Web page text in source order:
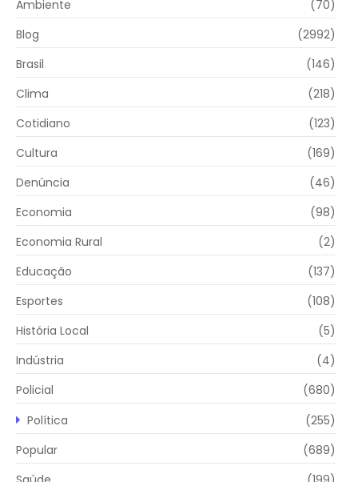
Ambiente
(70)
Blog
(2992)
Brasil
(146)
Clima
(218)
Cotidiano
(123)
Cultura
(169)
Denúncia
(46)
Economia
(98)
Economia Rural
(2)
Educação
(137)
Esportes
(108)
História Local
(5)
Indústria
(4)
Policial
(680)
Política
(255)
Popular
(689)